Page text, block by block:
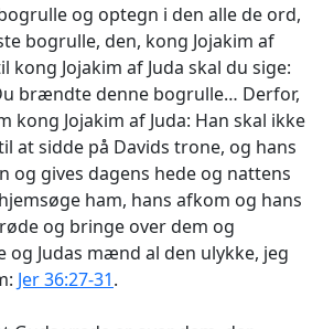
og optegn i den alle de ord,
bogrulle, den, kong Jojakim af
kong Jojakim af Juda skal du sige:
brændte denne bogrulle… Derfor,
kong Jojakim af Juda: Han skal ikke
at sidde på Davids trone, og hans
og gives dagens hede og nattens
ham, hans afkom og hans
og bringe over dem og
og Judas mænd al den ulykke, jeg
Jer 36:27-31.